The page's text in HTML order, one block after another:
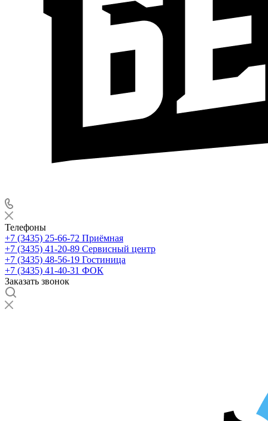
Телефоны
+7 (3435) 25-66-72 Приёмная
+7 (3435) 41-20-89 Сервисный центр
+7 (3435) 48-56-19 Гостиница
+7 (3435) 41-40-31 ФОК
Заказать звонок